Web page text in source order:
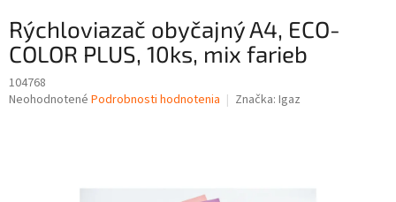
Rýchloviazač obyčajný A4, ECO-
COLOR PLUS, 10ks, mix farieb
104768
Priemerné
Neohodnotené Podrobnosti hodnotenia Značka: Igaz